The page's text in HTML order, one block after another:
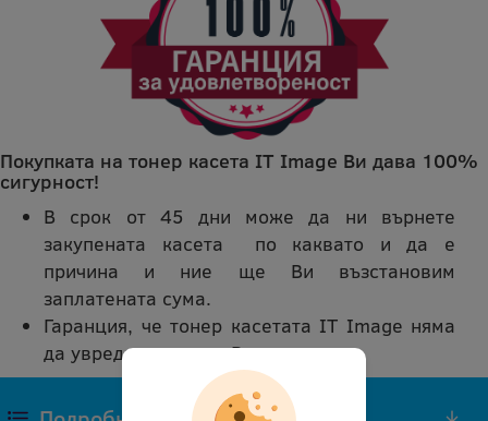
Покупката на тонер касета IT Image Ви дава 100%
сигурност!
В срок от 45 дни може да ни върнете
закупената касета по каквато и да е
причина и ние ще Ви възстановим
заплатената сума.
Гаранция, че тонер касетата IT Image няма
да увреди принтера Ви.